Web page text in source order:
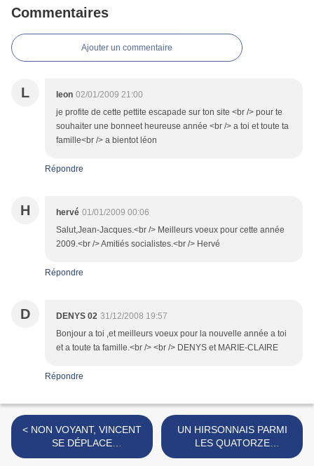
Commentaires
Ajouter un commentaire
L leon 02/01/2009 21:00
je profite de cette pettite escapade sur ton site <br /> pour te
souhaiter une bonneet heureuse année <br /> a toi et toute ta
famille<br /> a bientot léon
Répondre
H hervé 01/01/2009 00:06
Salut,Jean-Jacques.<br /> Meilleurs voeux pour cette année
2009.<br /> Amitiés socialistes.<br /> Hervé
Répondre
D DENYS 02 31/12/2008 19:57
Bonjour a toi ,et meilleurs voeux pour la nouvelle année a toi
et a toute ta famille.<br /> <br /> DENYS et MARIE-CLAIRE
Répondre
< NON VOYANT, VINCENT
SE DÉPLACE
MAINTENANT AVEC
UN HIRSONNAIS PARMI
LES QUATORZE
NOUVEAUX SAPEURS-